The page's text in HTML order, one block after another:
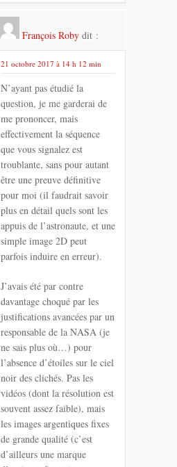
François Roby dit :
21 octobre 2017 à 14 h 12 min
N’ayant pas étudié la
question, je me garderai de
me prononcer, mais
effectivement la séquence
que vous signalez est
troublante, sans pour autant
être une preuve définitive
pour moi (il faudrait savoir
plus en détail quels sont les
appuis de l’astronaute, et une
simple image 2D peut
parfois induire en erreur).
J’avais été par contre
davantage choqué par les
justifications avancées par un
responsable de la NASA (je
ne sais plus où…) pour
l’absence d’étoiles sur le ciel
noir des clichés. Pas les
vidéos (dont la résolution est
souvent assez faible), mais
les images argentiques fixes
de grande qualité (c’est
d’ailleurs une marque